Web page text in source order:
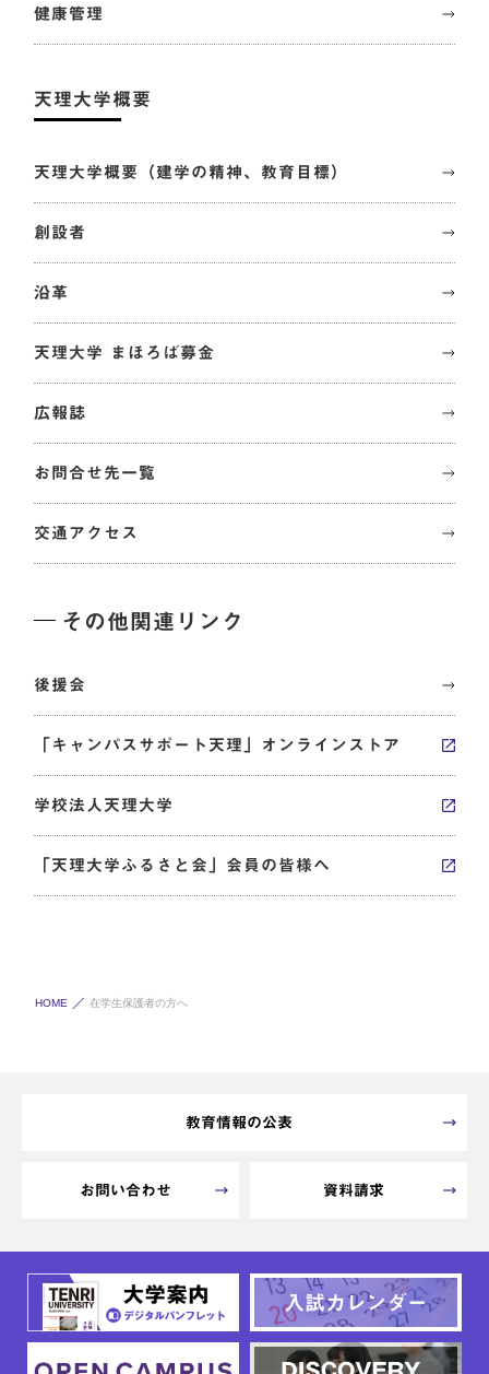
健康管理
天理大学概要
天理大学概要（建学の精神、教育目標）
創設者
沿革
天理大学 まほろば募金
広報誌
お問合せ先一覧
交通アクセス
その他関連リンク
後援会
「キャンパスサポート天理」オンラインストア
学校法人天理大学
「天理大学ふるさと会」会員の皆様へ
HOME 在学生保護者の方へ
教育情報の公表
お問い合わせ 資料請求